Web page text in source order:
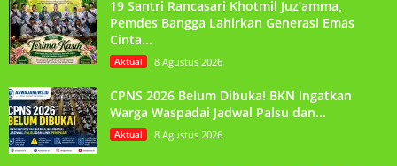
19 Santri Rancasari Khotmil Juz’amma,
Pemdes Bangga Lahirkan Generasi Emas
Cinta...
Aktual 8 Agustus 2026
CPNS 2026 Belum Dibuka! BKN Ingatkan
Warga Waspadai Jadwal Palsu dan...
Aktual 8 Agustus 2026